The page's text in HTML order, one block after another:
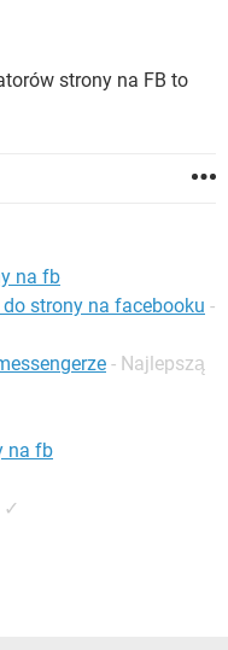
strony na FB to
na fb
strony na facebooku -
- Najlepszą
na fb
✓